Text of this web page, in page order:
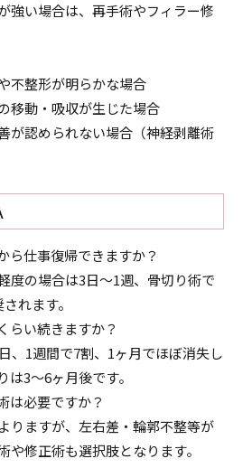
強い場合は、再手術やフィラー修
不整形が明らかな場合
移動・吸収が生じた場合
が認められない場合（神経剥離術
ら仕事復帰できますか？
度の場合は3日～1週、骨切り術で
れます。
らい続きますか？
、1週間で7割、1ヶ月でほぼ消失し
は3～6ヶ月後です。
は必要ですか？
りますが、左右差・輪郭不整等が
や修正術も選択肢となります。